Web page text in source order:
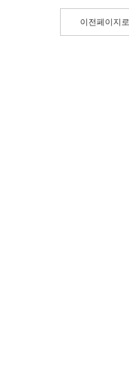
이전페이지로